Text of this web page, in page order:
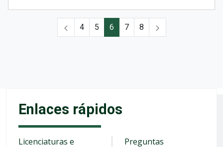
4 5 6 7 8
Enlaces rápidos
Licenciaturas e
Preguntas